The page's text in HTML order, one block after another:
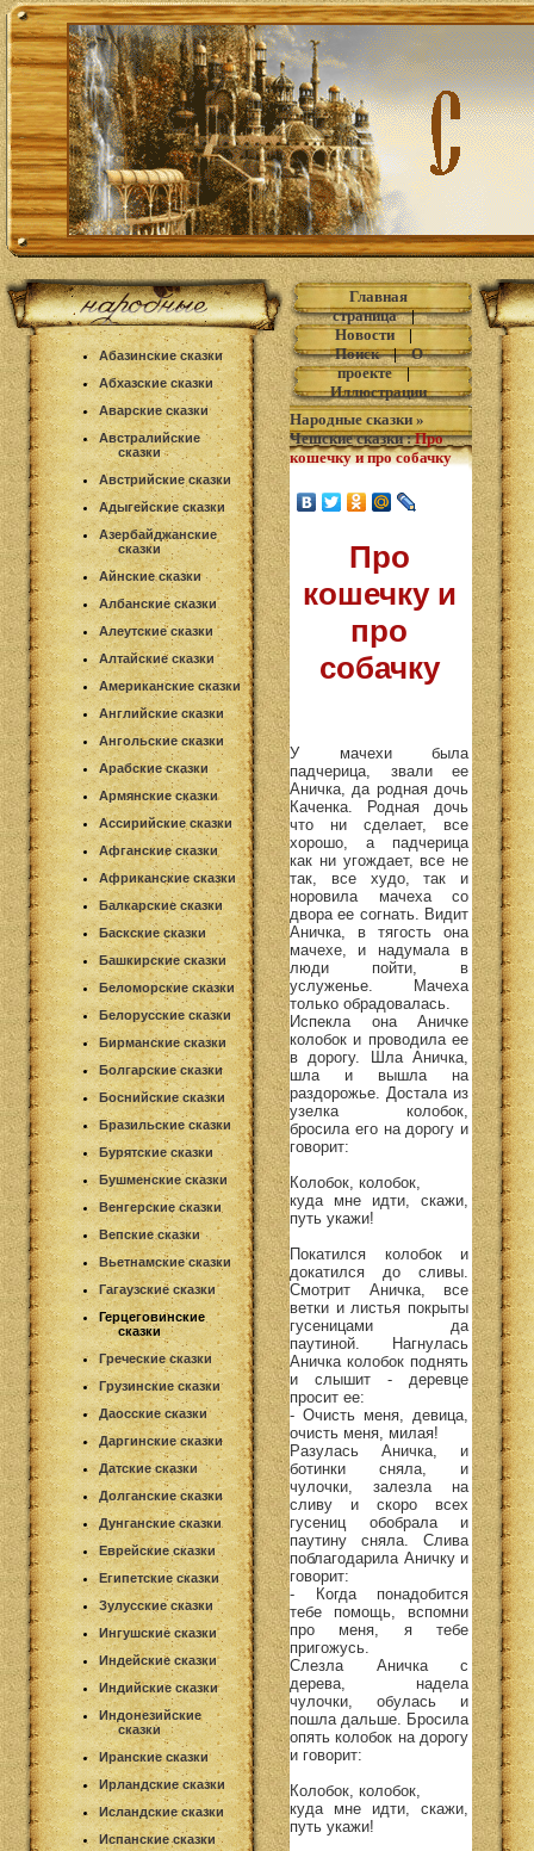
Абазинские сказки
Абхазские сказки
Аварские сказки
Австралийские
сказки
Австрийские сказки
Адыгейские сказки
Азербайджанские
сказки
Айнские сказки
Албанские сказки
Алеутские сказки
Алтайские сказки
Американские сказки
Английские сказки
Ангольские сказки
Арабские сказки
Армянские сказки
Ассирийские сказки
Афганские сказки
Африканские сказки
Балкарские сказки
Баскские сказки
Башкирские сказки
Беломорские сказки
Белорусские сказки
Бирманские сказки
Болгарские сказки
Боснийские сказки
Бразильские сказки
Бурятские сказки
Бушменские сказки
Венгерские сказки
Вепские сказки
Вьетнамские сказки
Гагаузские сказки
Герцеговинские
сказки
Греческие сказки
Грузинские сказки
Даосские сказки
Даргинские сказки
Датские сказки
Долганские сказки
Дунганские сказки
Еврейские сказки
Египетские сказки
Зулусские сказки
Ингушские сказки
Индейские сказки
Индийские сказки
Индонезийские
сказки
Иранские сказки
Ирландские сказки
Исландские сказки
Испанские сказки
Главная
страница|
Новости|
Поиск|О
проекте|
Иллюстрации
Народные сказки »
Чешские сказки: Про
кошечку и про собачку
Про
кошечку и
про
собачку
У мачехи была
падчерица, звали ее
Аничка, да родная дочь
Каченка. Родная дочь
что ни сделает, все
хорошо, а падчерица
как ни угождает, все не
так, все худо, так и
норовила мачеха со
двора ее согнать. Видит
Аничка, в тягость она
мачехе, и надумала в
люди пойти, в
услуженье. Мачеха
только обрадовалась.
Испекла она Аничке
колобок и проводила ее
в дорогу. Шла Аничка,
шла и вышла на
раздорожье. Достала из
узелка колобок,
бросила его на дорогу и
говорит:
Колобок, колобок,
куда мне идти, скажи,
путь укажи!
Покатился колобок и
докатился до сливы.
Смотрит Аничка, все
ветки и листья покрыты
гусеницами да
паутиной. Нагнулась
Аничка колобок поднять
и слышит - деревце
просит ее:
- Очисть меня, девица,
очисть меня, милая!
Разулась Аничка, и
ботинки сняла, и
чулочки, залезла на
сливу и скоро всех
гусениц обобрала и
паутину сняла. Слива
поблагодарила Аничку и
говорит:
- Когда понадобится
тебе помощь, вспомни
про меня, я тебе
пригожусь.
Слезла Аничка с
дерева, надела
чулочки, обулась и
пошла дальше. Бросила
опять колобок на дорогу
и говорит:
Колобок, колобок,
куда мне идти, скажи,
путь укажи!